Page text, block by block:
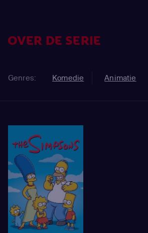
OVER DE SERIE
Genres: Komedie Animatie